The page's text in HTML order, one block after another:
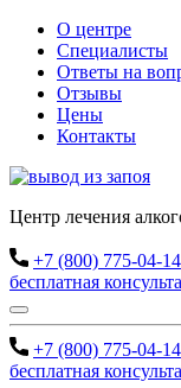
О центре
Специалисты
Ответы на
Отзывы
Цены
Контакты
Центр лечения
+7 (800) 775-04-14
бесплатная
+7 (800) 775-04-14
бесплатная